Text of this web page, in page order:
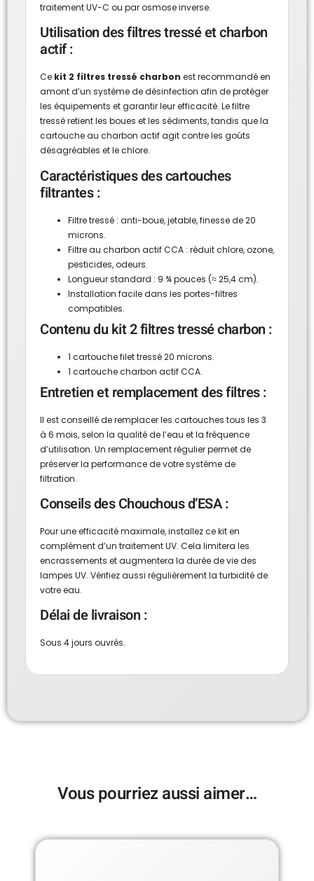
traitement UV-C ou par osmose inverse.
Utilisation des filtres tressé et charbon
actif :
Ce kit 2 filtres tressé charbon est recommandé en
amont d’un système de désinfection afin de protéger
les équipements et garantir leur efficacité. Le filtre
tressé retient les boues et les sédiments, tandis que la
cartouche au charbon actif agit contre les goûts
désagréables et le chlore.
Caractéristiques des cartouches
filtrantes :
Filtre tressé : anti-boue, jetable, finesse de 20
microns.
Filtre au charbon actif CCA : réduit chlore, ozone,
pesticides, odeurs.
Longueur standard : 9 ¾ pouces (≈ 25,4 cm).
Installation facile dans les portes-filtres
compatibles.
Contenu du kit 2 filtres tressé charbon :
1 cartouche filet tressé 20 microns.
1 cartouche charbon actif CCA.
Entretien et remplacement des filtres :
Il est conseillé de remplacer les cartouches tous les 3
à 6 mois, selon la qualité de l’eau et la fréquence
d’utilisation. Un remplacement régulier permet de
préserver la performance de votre système de
filtration.
Conseils des Chouchous d’ESA :
Pour une efficacité maximale, installez ce kit en
complément d’un traitement UV. Cela limitera les
encrassements et augmentera la durée de vie des
lampes UV. Vérifiez aussi régulièrement la turbidité de
votre eau.
Délai de livraison :
Sous 4 jours ouvrés.
Vous pourriez aussi aimer…